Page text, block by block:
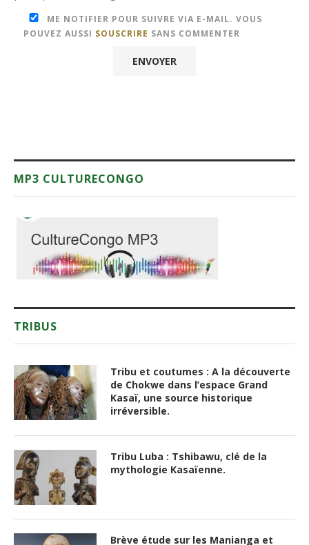
ME NOTIFIER POUR SUIVRE VIA E-MAIL. VOUS
POUVEZ AUSSI SOUSCRIRE SANS COMMENTER
MP3 CULTURECONGO
TRIBUS
Tribu et coutumes : A la découverte
de Chokwe dans l’espace Grand
Kasaï, une source historique
irréversible.
Tribu Luba : Tshibawu, clé de la
mythologie Kasaïenne.
Brève étude sur les Manianga et